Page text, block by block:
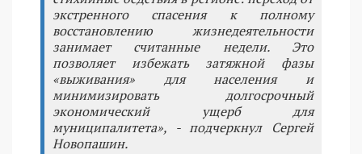
экстренного спасения к полному
восстановлению жизнедеятельности
занимает считанные недели. Это
позволяет избежать затяжной фазы
«выживания» для населения и
минимизировать долгосрочный
экономический ущерб для
муниципалитета», - подчеркнул Сергей
Новопашин.